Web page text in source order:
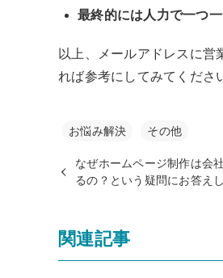
最終的には人力で一つ
以上、メールアドレスに
れば参考にしてみてくださ
お悩み解決 その他
なぜホームページ制作は会
るの？という疑問にお答え
関連記事